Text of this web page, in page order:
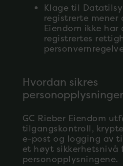
Klage til
registrerte mener
Eiendom ikke
registrertes
Hvordan sikres
personopplysninger
GC Rieber Eiendom
tilgangskontroll,
e-post og logging av
et høyt sikkerhetsnivå
personopplysningene.